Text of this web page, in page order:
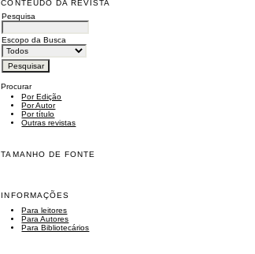
CONTEÚDO DA REVISTA
Pesquisa
Escopo da Busca
Procurar
Por Edição
Por Autor
Por título
Outras revistas
TAMANHO DE FONTE
INFORMAÇÕES
Para leitores
Para Autores
Para Bibliotecários